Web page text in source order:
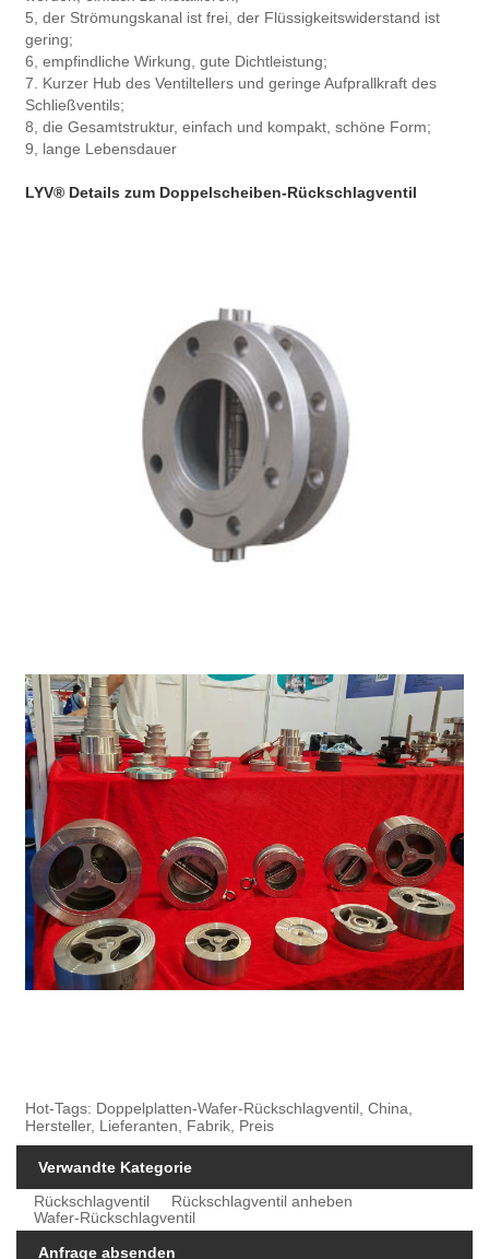
5, der Strömungskanal ist frei, der Flüssigkeitswiderstand ist
gering;
6, empfindliche Wirkung, gute Dichtleistung;
7. Kurzer Hub des Ventiltellers und geringe Aufprallkraft des
Schließventils;
8, die Gesamtstruktur, einfach und kompakt, schöne Form;
9, lange Lebensdauer
LYV® Details zum Doppelscheiben-Rückschlagventil
Hot-Tags: Doppelplatten-Wafer-Rückschlagventil, China,
Hersteller, Lieferanten, Fabrik, Preis
Verwandte Kategorie
Rückschlagventil
Rückschlagventil anheben
Wafer-Rückschlagventil
Anfrage absenden